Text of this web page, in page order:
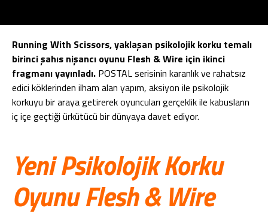
Running With Scissors, yaklaşan psikolojik korku temalı
birinci şahıs nişancı oyunu Flesh & Wire için ikinci
fragmanı yayınladı. POSTAL serisinin karanlık ve rahatsız
edici köklerinden ilham alan yapım, aksiyon ile psikolojik
korkuyu bir araya getirerek oyuncuları gerçeklik ile kabusların
iç içe geçtiği ürkütücü bir dünyaya davet ediyor.
Yeni Psikolojik Korku
Oyunu Flesh & Wire